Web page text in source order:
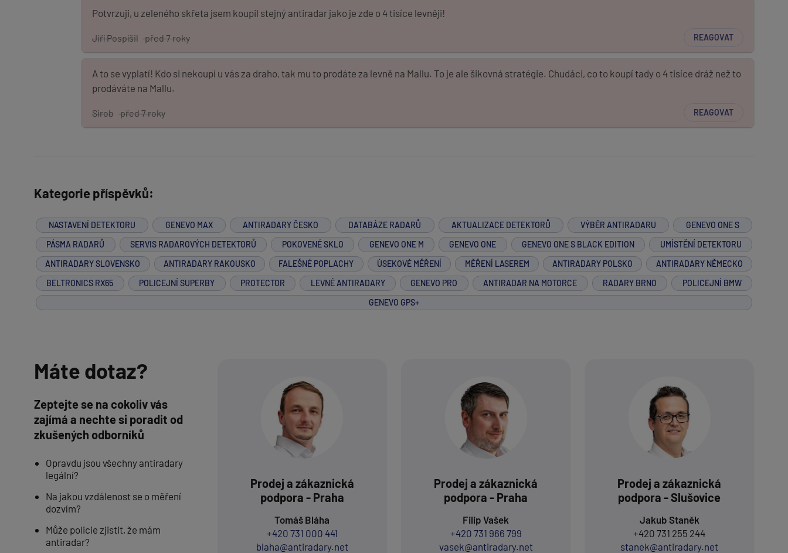
Potvrzuji, u zeleného skřeta jsem koupil stejný antiradar jako je zde o 4 tisíce levněji!
Jiří Pospíšil před 7 roky REAGOVAT
A to se vyplatí! Kdo si nekoupí u vás za draho, tak mu to prodáte za levně na Mallu. To je ale šikovná stratégie. Chudáci, co to koupí tady o 4 tisíce dráž než to
prodáváte na Mallu.
Sirob před 7 roky REAGOVAT
Kategorie příspěvků:
NASTAVENÍ DETEKTORU GENEVO MAX ANTIRADARY ČESKO DATABÁZE RADARŮ AKTUALIZACE DETEKTORŮ VÝBĚR ANTIRADARU
GENEVO ONE S
PÁSMA RADARŮ
SERVIS RADAROVÝCH DETEKTORŮ POKOVENÉ SKLO GENEVO ONE M GENEVO ONE GENEVO ONE S BLACK EDITION
UMÍSTĚNÍ DETEKTORU
ANTIRADARY SLOVENSKO
ANTIRADARY RAKOUSKO FALEŠNÉ POPLACHY ÚSEKOVÉ MĚŘENÍ MĚŘENÍ LASEREM ANTIRADARY POLSKO
ANTIRADARY NĚMECKO
BELTRONICS RX65
POLICEJNÍ SUPERBY PROTECTOR LEVNÉ ANTIRADARY GENEVO PRO ANTIRADAR NA MOTORCE RADARY BRNO
POLICEJNÍ BMW
GENEVO GPS+
Máte dotaz?
Zeptejte se na cokoliv vás
zajímá a nechte si poradit od
zkušených odborníků
Opravdu jsou všechny antiradary
legální?
Na jakou vzdálenost se o měření
dozvím?
Může policie zjistit, že mám
antiradar?
Prodej a zákaznická
podpora - Praha
Tomáš Bláha
+420 731 000 441
blaha@antiradary.net
Prodej a zákaznická
podpora - Praha
Filip Vašek
+420 731 966 799
vasek@antiradary.net
Prodej a zákaznická
podpora - Slušovice
Jakub Staněk
+420 731 255 244
stanek@antiradary.net